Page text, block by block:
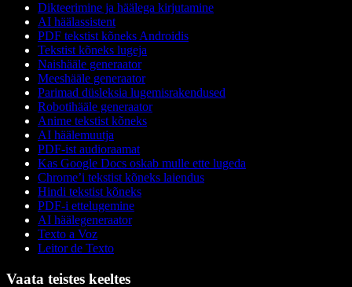
Dikteerimine ja häälega kirjutamine
AI häälassistent
PDF tekstist kõneks Androidis
Tekstist kõneks lugeja
Naishääle generaator
Meeshääle generaator
Parimad düsleksia lugemisrakendused
Robotihääle generaator
Anime tekstist kõneks
AI häälemuutja
PDF-ist audioraamat
Kas Google Docs oskab mulle ette lugeda
Chrome’i tekstist kõneks laiendus
Hindi tekstist kõneks
PDF-i ettelugemine
AI häälegeneraator
Texto a Voz
Leitor de Texto
Vaata teistes keeltes